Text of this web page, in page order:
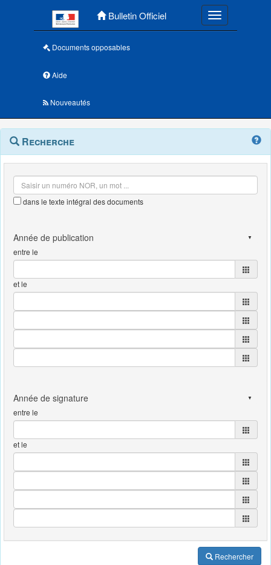
Bulletin Officiel Toggle
Documents opposables
Aide
Nouveautés
Navigation
outils
Menu
contextuel
Recherche
dans le texte intégral des documents
entre le
et le
entre le
et le
Rechercher